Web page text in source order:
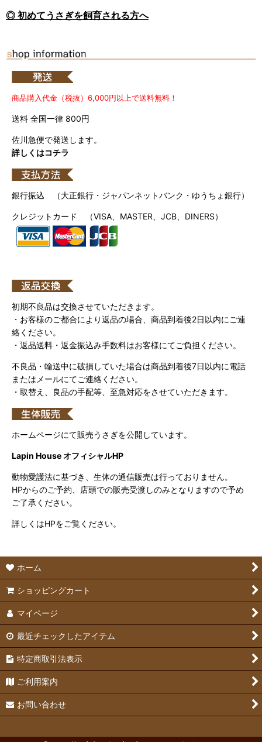
◎ 初めてうさぎを飼育される方へ
商品購入代金（税抜）6,000円以上で送料無料！
送料 全国一律 800円
佐川急便で発送します。
詳しくはコチラ
銀行振込 （大正銀行・ジャパンネットバンク・ゆうちょ銀行）
クレジットカード （VISA、MASTER、JCB、DINERS）
初期不良品は交換させていただきます。
・お客様のご都合により返品の場合、商品到着後2日以内にご連
絡ください。
・返品送料・返金振込み手数料はお客様にてご負担ください。
不良品・輸送中に破損していた場合は商品到着後7日以内に電話
またはメールにてご連絡ください。
・取替え、良品の手配等、至急対応をさせていただきます。
ホームページにて販売うさぎを公開しています。
Lapin House オフィシャルHP
動物愛護法に基づき、生体の通信販売は行っておりません。
HPからのご予約、店頭での販売受渡しのみとなりますので予め
ご了承ください。
詳しくはHPをご覧ください。
ホーム
ショッピングカート
マイページ
最近チェックしたアイテム
特定商取引法表示
ご利用案内
お問い合わせ